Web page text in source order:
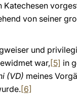
Katechesen
von seiner
und
war,[5] in
(VD) meines
[6]